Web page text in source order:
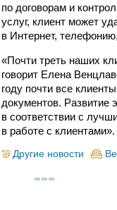
по договорам и
услуг, клиент может
в Интернет,
«Почти треть наших
говорит Елена
году почти все
документов. Развитие
в соответствии с
в работе с клиентами».
Другие новости